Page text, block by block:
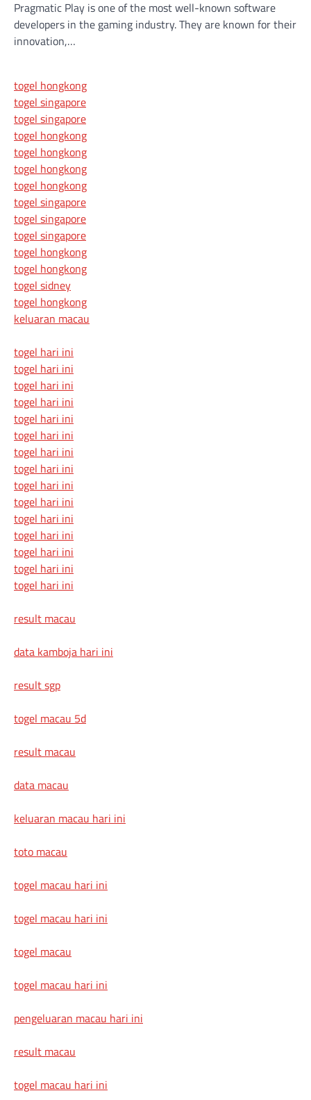
Pragmatic Play is one of the most well-known software
developers in the gaming industry. They are known for their
innovation,…
togel hongkong
togel singapore
togel singapore
togel hongkong
togel hongkong
togel hongkong
togel hongkong
togel singapore
togel singapore
togel singapore
togel hongkong
togel hongkong
togel sidney
togel hongkong
keluaran macau
togel hari ini
togel hari ini
togel hari ini
togel hari ini
togel hari ini
togel hari ini
togel hari ini
togel hari ini
togel hari ini
togel hari ini
togel hari ini
togel hari ini
togel hari ini
togel hari ini
togel hari ini
result macau
data kamboja hari ini
result sgp
togel macau 5d
result macau
data macau
keluaran macau hari ini
toto macau
togel macau hari ini
togel macau hari ini
togel macau
togel macau hari ini
pengeluaran macau hari ini
result macau
togel macau hari ini